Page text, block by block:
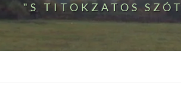
"S TITOKZATOS